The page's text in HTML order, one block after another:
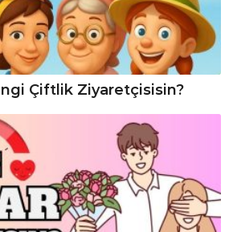
Çiftlik Ziyaretçisisin?